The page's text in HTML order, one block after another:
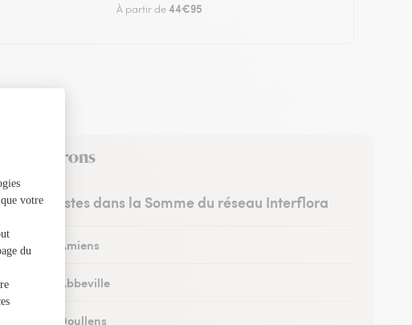
À partir de44€95
environs
Les fleuristes dans la Somme du réseau Interflora
Fleuristes à Amiens
à Abbeville
Fleuristes à Doullens